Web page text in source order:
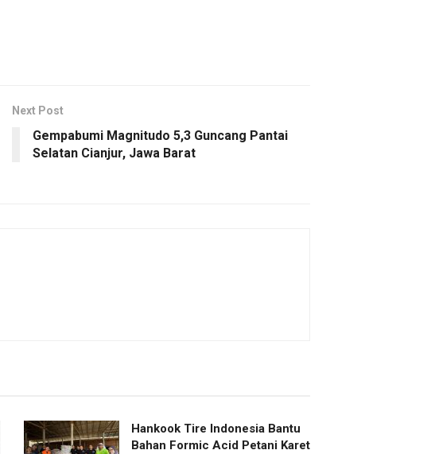
Next Post
Gempabumi Magnitudo 5,3 Guncang Pantai
Selatan Cianjur, Jawa Barat
Hankook Tire Indonesia Bantu
Bahan Formic Acid Petani Karet